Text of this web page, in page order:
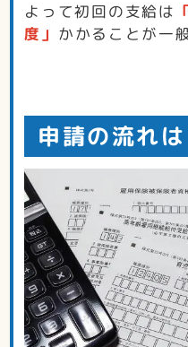
よって初回の支給は
度」 かかることが一
申請の流れは